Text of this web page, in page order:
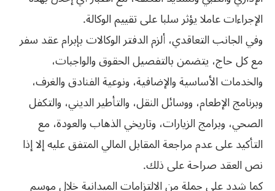
الإجراءات عاملا يؤثر سلبا على تقييم الوكالة.
وفي الجانب التعاقدي، ألزم الدفتر الوكالات بإبرام عقد سفر
مع كل حاج، يتضمن بالتفصيل الحقوق والواجبات،
والخدمات الأساسية والإضافية، ونوعية الفنادق والغرف،
وبرنامج الإطعام، ووسائل النقل، والتأطير الديني، والتكفل
الصحي، وبرامج الزيارات، وتاريخي الذهاب والعودة، مع
التأكيد على عدم مراجعة المقابل المالي المتفق عليه إلا إذا
نص العقد صراحة على ذلك.
كما شدد على جملة من الالتزامات الميدانية خلال موسم